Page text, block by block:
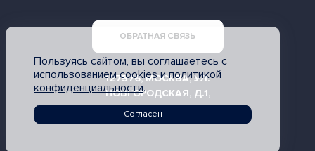
ОБРАТНАЯ СВЯЗЬ
127576, МОСКВА, УЛ.
НОВГОРОДСКАЯ, Д.1,
ОФИС АП 306.2
Пользуясь сайтом, вы соглашаетесь с
использованием cookies иполитикой
конфиденциальности.
Согласен